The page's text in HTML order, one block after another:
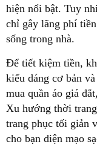
hiện nổi bật. Tuy
chỉ gây lãng phí
sống trong nhà.
Để tiết kiệm tiền,
kiểu dáng cơ bản
mua quần áo giá
Xu hướng thời
trang phục tối giản
cho bạn diện mạo